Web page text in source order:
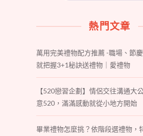
熱門文章
萬用完美禮物配方推薦 -職場、節
就把握3+1秘訣送禮物｜愛禮物
【520戀習企劃】情侶交往溝通大
意520，滿滿感動就從小地方開始
畢業禮物怎麼挑？依階段選禮物，